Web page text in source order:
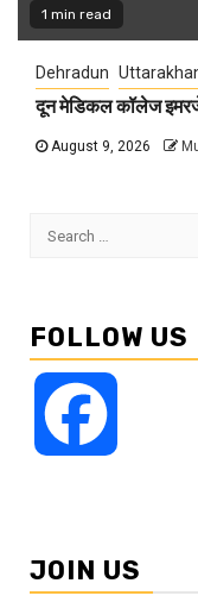
1 min read
Dehradun
दून मेडिकल कॉलेज
August 9, 2026
Search
FOLLOW US
JOIN US